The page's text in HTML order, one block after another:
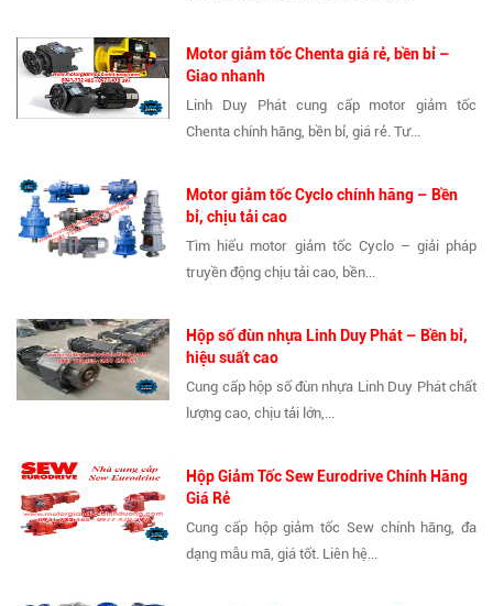
Motor giảm tốc Chenta giá rẻ, bền bỉ –
Giao nhanh
Linh Duy Phát cung cấp motor giảm tốc
Chenta chính hãng, bền bỉ, giá rẻ. Tư...
Motor giảm tốc Cyclo chính hãng – Bền
bỉ, chịu tải cao
Tìm hiểu motor giảm tốc Cyclo – giải pháp
truyền động chịu tải cao, bền...
Hộp số đùn nhựa Linh Duy Phát – Bền bỉ,
hiệu suất cao
Cung cấp hộp số đùn nhựa Linh Duy Phát chất
lượng cao, chịu tải lớn,...
Hộp Giảm Tốc Sew Eurodrive Chính Hãng
Giá Rẻ
Cung cấp hộp giảm tốc Sew chính hãng, đa
dạng mẫu mã, giá tốt. Liên hệ...